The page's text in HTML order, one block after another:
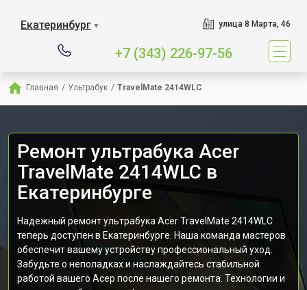
Екатеринбург ▼ улица 8 Марта, 46
+7 (343) 226-97-56
Главная / Ультрабук / TravelMate 2414WLC
Ремонт ультрабука Acer
TravelMate 2414WLC в
Екатеринбурге
Надежный ремонт ультрабука Acer TravelMate 2414WLC
теперь доступен в Екатеринбурге. Наша команда мастеров
обеспечит вашему устройству профессиональный уход.
Забудьте о неполадках и наслаждайтесь стабильной
работой вашего Асер после нашего ремонта. Технологии и